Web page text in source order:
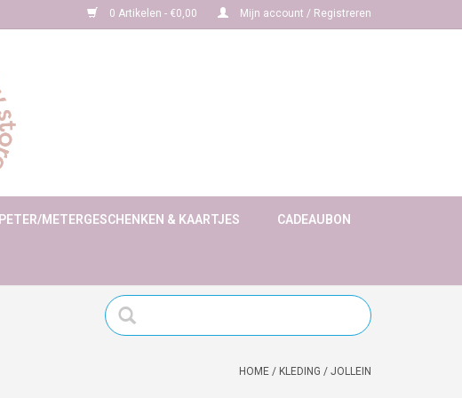
0 Artikelen - €0,00 Mijn account / Registreren
PETER/METERGESCHENKEN & KAARTJES CADEAUBON
HOME / KLEDING / JOLLEIN